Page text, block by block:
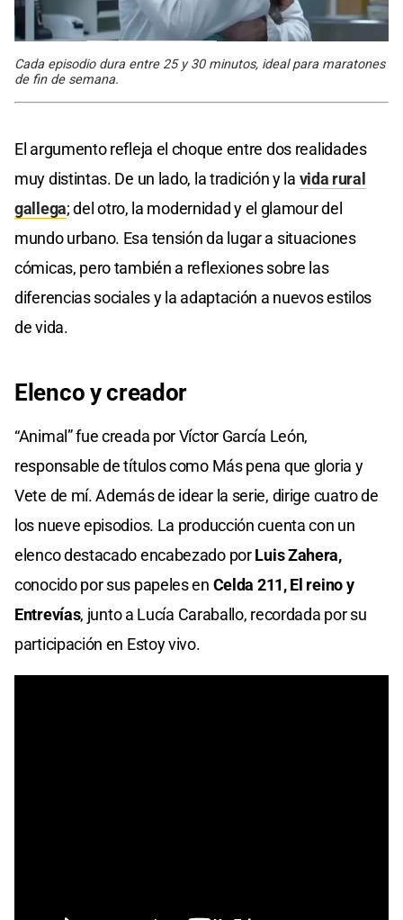
Cada episodio dura entre 25 y 30 minutos, ideal para maratones
de fin de semana.
El argumento refleja el choque entre dos realidades
muy distintas. De un lado, la tradición y la vida rural
gallega; del otro, la modernidad y el glamour del
mundo urbano. Esa tensión da lugar a situaciones
cómicas, pero también a reflexiones sobre las
diferencias sociales y la adaptación a nuevos estilos
de vida.
Elenco y creador
“Animal” fue creada por Víctor García León,
responsable de títulos como Más pena que gloria y
Vete de mí. Además de idear la serie, dirige cuatro de
los nueve episodios. La producción cuenta con un
elenco destacado encabezado porLuis Zahera,
conocido por sus papeles en Celda 211, El reino y
Entrevías, junto a Lucía Caraballo, recordada por su
participación en Estoy vivo.